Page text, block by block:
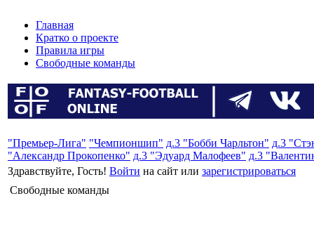
Главная
Кратко о проекте
Правила игры
Свободные команды
"Премьер-Лига" "Чемпионшип" д.3 "Бобби Чарльтон" д.3
"Александр Прокопенко" д.3 "Эдуард Малофеев" д.3
Здравствуйте, Гость! Войти на сайт или зарегистрироваться
Свободные команды